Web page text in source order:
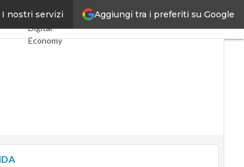
Aggiungi tra i preferiti su Google
I nostri servizi
euroUltimi articoli
Digital
Economy